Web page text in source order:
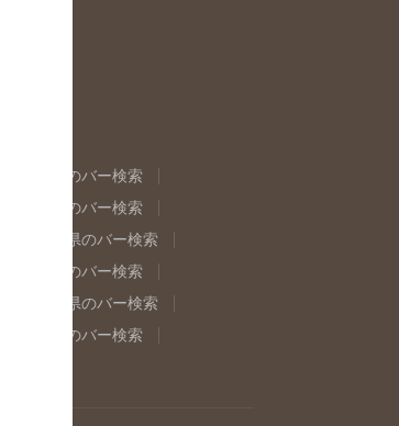
福島県のバー検索
東京都のバー検索
岐阜県のバー検索
奈良県のバー検索
島根県のバー検索
佐賀県のバー検索